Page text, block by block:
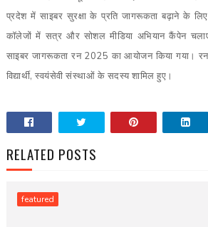
प्रदेश में साइबर सुरक्षा के प्रति जागरूकता बढ़ाने के लिए
कॉलेजों में सत्र और सोशल मीडिया अभियान कैंपेन
साइबर जागरूकता रन 2025 का आयोजन किया गया। रन
विद्यार्थी, स्वयंसेवी संस्थाओं के सदस्य शामिल हुए।
RELATED POSTS
featured